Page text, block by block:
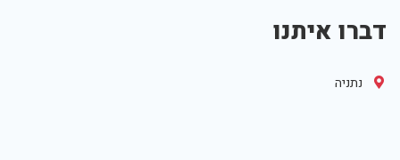
דברו איתנו
נתניה